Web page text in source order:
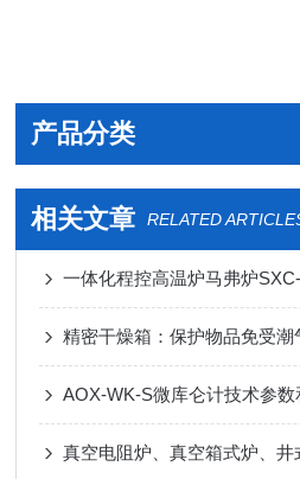
产品分类
相关文章 RELATED
一体化程控高温炉马弗炉
精密干燥箱：保护物品免受
AOX-WK-S微库仑计技术参